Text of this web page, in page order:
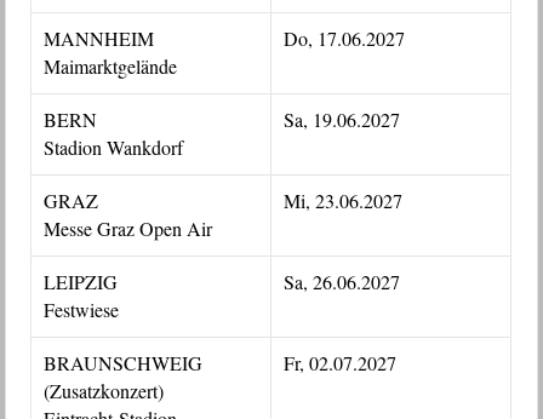
MANNHEIM
Maimarktgelände
Do, 17.06.2027
BERN
Stadion Wankdorf
Sa, 19.06.2027
GRAZ
Messe Graz Open Air
Mi, 23.06.2027
LEIPZIG
Festwiese
Sa, 26.06.2027
BRAUNSCHWEIG
(Zusatzkonzert)
Fr, 02.07.2027